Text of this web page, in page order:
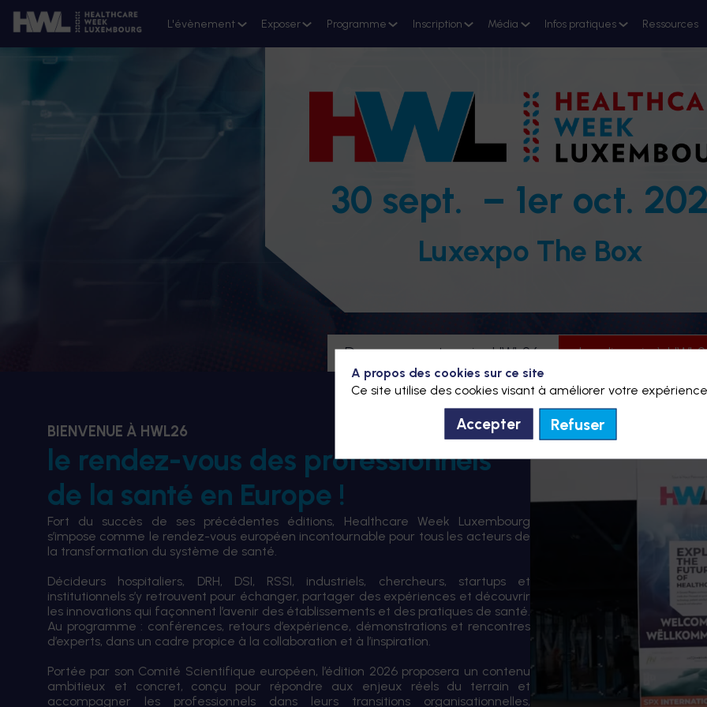
L'évènement Exposer Programme Inscription Média Infos pratiques Ressources
30 sept. – 1er oct.
Luxexpo The Box
Devenez partenaire HWL26 Je m'inscris à
BIENVENUE À HWL26
le rendez-vous des professionnels
de la santé en Europe !
Fort du succès de ses précédentes éditions, Healthcare Week Luxembourg
s’impose comme le rendez-vous européen incontournable pour tous les acteurs de
la transformation du système de santé.
Décideurs hospitaliers, DRH, DSI, RSSI, industriels, chercheurs, startups et
institutionnels s’y retrouvent pour échanger, partager des expériences et découvrir
les innovations qui façonnent l’avenir des établissements et des pratiques de santé.
Au programme : conférences, retours d’expérience, démonstrations et rencontres
d’experts, dans un cadre propice à la collaboration et à l’inspiration.
Portée par son Comité Scientifique européen, l’édition 2026 proposera un contenu
ambitieux et concret, conçu pour répondre aux enjeux réels du terrain et
accompagner les professionnels dans leurs transitions organisationnelles,
A propos des cookies sur ce site
Ce site utilise des cookies visant à améliorer votre
Accepter Refuser